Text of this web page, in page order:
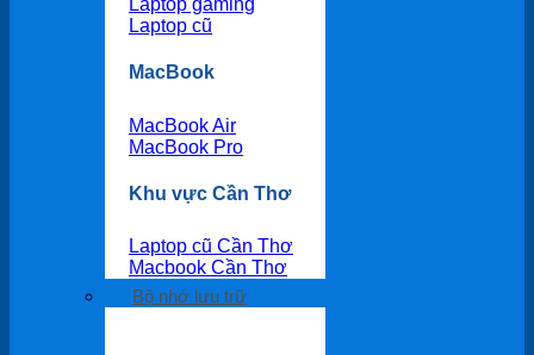
Laptop gaming
Laptop cũ
MacBook
MacBook Air
MacBook Pro
Khu vực Cần Thơ
Laptop cũ Cần Thơ
Macbook Cần Thơ
Bộ nhớ lưu trữ